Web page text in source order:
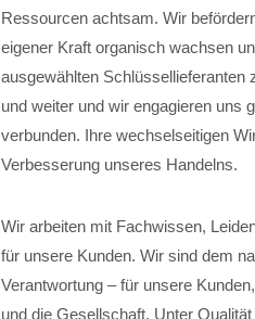
Ressourcen achtsam. Wir
eigener Kraft organisch wachsen
ausgewählten Schlüssellieferanten
und weiter und wir engagieren uns
verbunden. Ihre wechselseitigen
Verbesserung unseres Handelns.
Wir arbeiten mit Fachwissen,
für unsere Kunden. Wir sind dem
Verantwortung – für unsere
und die Gesellschaft. Unter